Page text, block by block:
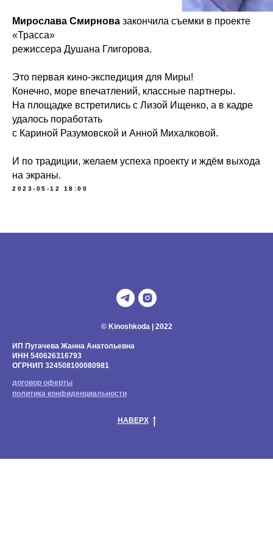
Мирослава Смирнова закончила съемки в проекте
«Трасса»
режиссера Душана Глигорова.
Это первая кино-экспедиция для Миры!
Конечно, море впечатлений, классные партнеры.
На площадке встретились с Лизой Ищенко, а в кадре
удалось поработать
с Кариной Разумовской и Анной Михалковой.
И по традиции, желаем успеха проекту и ждём выхода
на экраны.
2023-05-12 18:00
© Kinoshkoda | 2022
ИП Пугачева Жанна Анатольевна
ИНН 540626316793
ОГРНИП 324508100080981
договор оферты
политика конфиденциальности
НАВЕРХ